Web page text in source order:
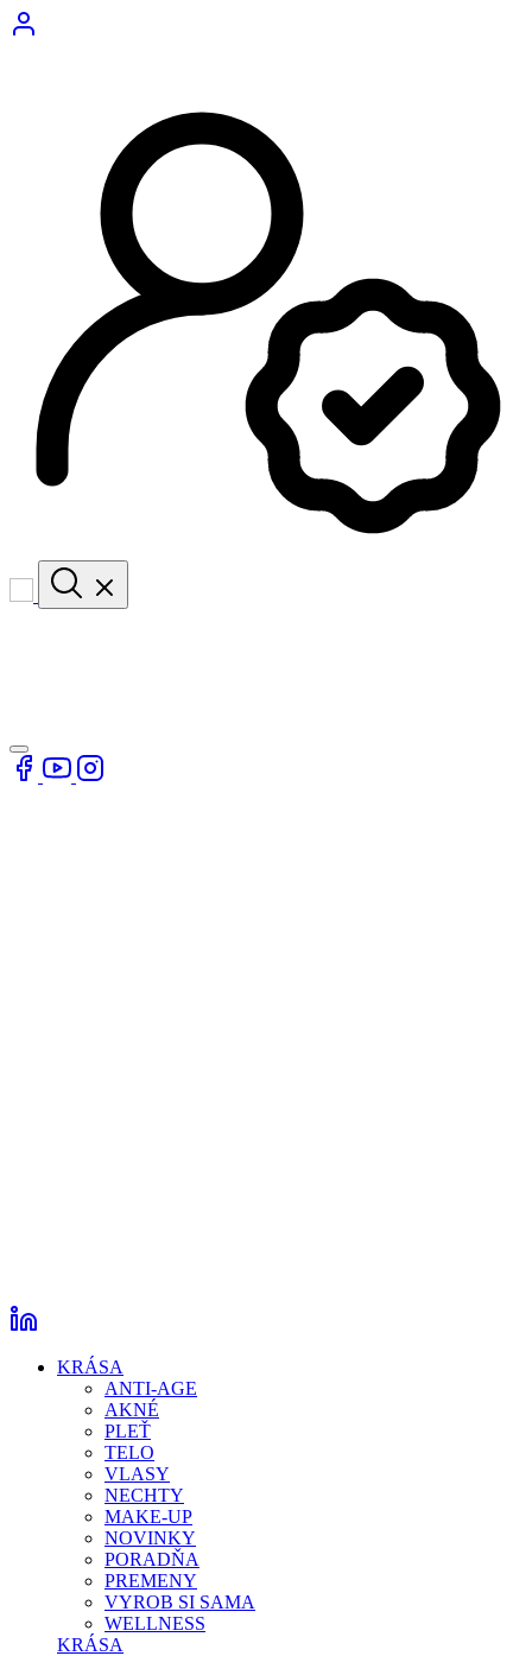
KRÁSA
ANTI-AGE
AKNÉ
PLEŤ
TELO
VLASY
NECHTY
MAKE-UP
NOVINKY
PORADŇA
PREMENY
VYROB SI SAMA
WELLNESS
KRÁSA